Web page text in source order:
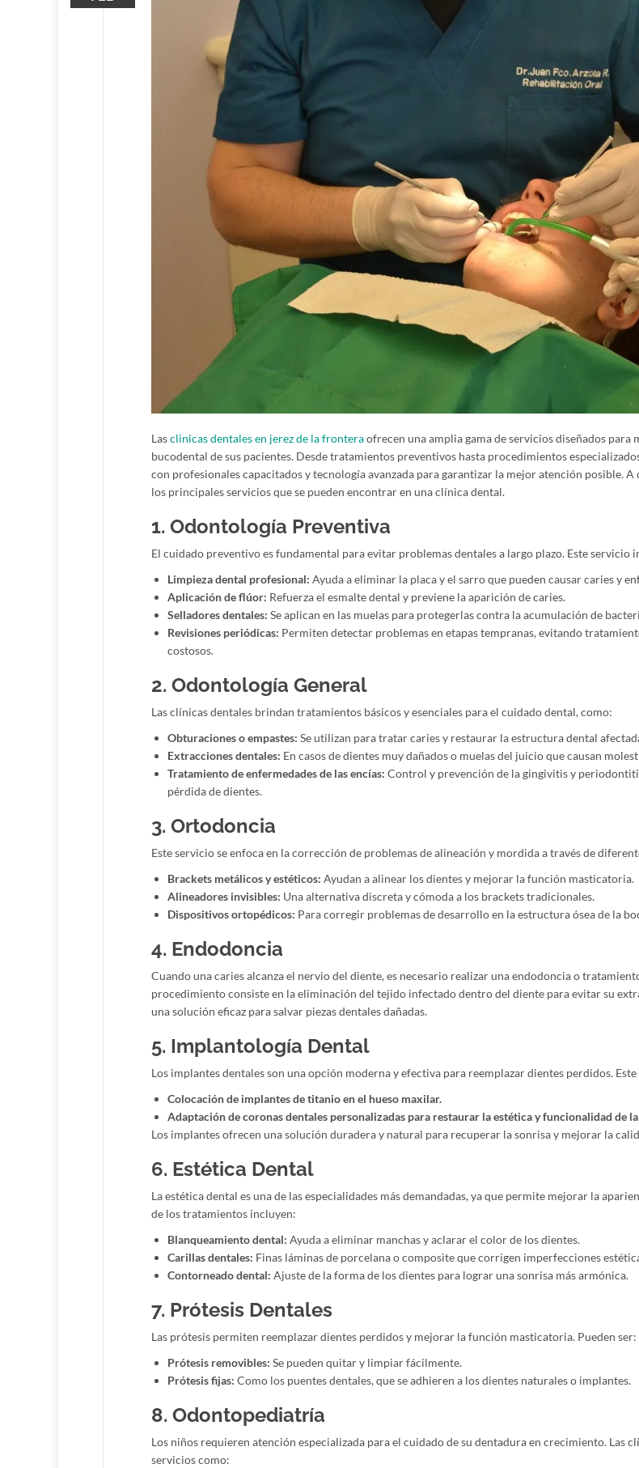
Lasclinicas dentales en jerez de la fronteraofrecen una amplia gama de servicios diseñados para
bucodental de sus pacientes. Desde tratamientos preventivos hasta procedimientos
con profesionales capacitados y tecnología avanzada para garantizar la mejor atención posible.
los principales servicios que se pueden encontrar en una clínica dental.
1. Odontología Preventiva
El cuidado preventivo es fundamental para evitar problemas dentales a largo plazo. Este servicio
Limpieza dental profesional: Ayuda a eliminar la placa y el sarro que pueden causar caries y
Aplicación de flúor: Refuerza el esmalte dental y previene la aparición de caries.
Selladores dentales: Se aplican en las muelas para protegerlas contra la acumulación de
Revisiones periódicas: Permiten detectar problemas en etapas tempranas, evitando
costosos.
2. Odontología General
Las clínicas dentales brindan tratamientos básicos y esenciales para el cuidado dental, como:
Obturaciones o empastes: Se utilizan para tratar caries y restaurar la estructura dental
Extracciones dentales: En casos de dientes muy dañados o muelas del juicio que causan
Tratamiento de enfermedades de las encías: Control y prevención de la gingivitis y
pérdida de dientes.
3. Ortodoncia
Este servicio se enfoca en la corrección de problemas de alineación y mordida a través de
Brackets metálicos y estéticos: Ayudan a alinear los dientes y mejorar la función masticatoria.
Alineadores invisibles: Una alternativa discreta y cómoda a los brackets tradicionales.
Dispositivos ortopédicos: Para corregir problemas de desarrollo en la estructura ósea de la
4. Endodoncia
Cuando una caries alcanza el nervio del diente, es necesario realizar una endodoncia o
procedimiento consiste en la eliminación del tejido infectado dentro del diente para evitar su
una solución eficaz para salvar piezas dentales dañadas.
5. Implantología Dental
Los implantes dentales son una opción moderna y efectiva para reemplazar dientes perdidos.
Colocación de implantes de titanio en el hueso maxilar.
Adaptación de coronas dentales personalizadas para restaurar la estética y funcionalidad de
Los implantes ofrecen una solución duradera y natural para recuperar la sonrisa y mejorar la
6. Estética Dental
La estética dental es una de las especialidades más demandadas, ya que permite mejorar la
de los tratamientos incluyen:
Blanqueamiento dental: Ayuda a eliminar manchas y aclarar el color de los dientes.
Carillas dentales: Finas láminas de porcelana o composite que corrigen imperfecciones
Contorneado dental: Ajuste de la forma de los dientes para lograr una sonrisa más armónica.
7. Prótesis Dentales
Las prótesis permiten reemplazar dientes perdidos y mejorar la función masticatoria. Pueden ser:
Prótesis removibles: Se pueden quitar y limpiar fácilmente.
Prótesis fijas: Como los puentes dentales, que se adhieren a los dientes naturales o implantes.
8. Odontopediatría
Los niños requieren atención especializada para el cuidado de su dentadura en crecimiento. Las
servicios como: